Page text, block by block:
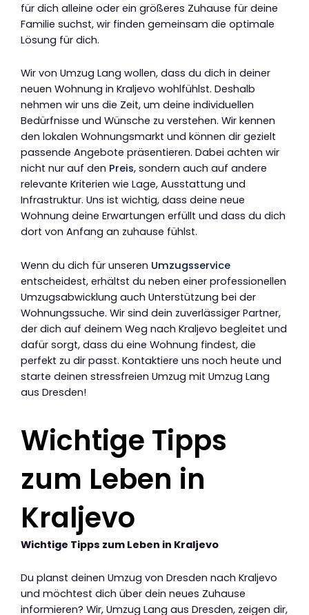
für dich alleine oder ein größeres Zuhause für deine
Familie suchst, wir finden gemeinsam die optimale
Lösung für dich.
Wir von Umzug Lang wollen, dass du dich in deiner
neuen Wohnung in Kraljevo wohlfühlst. Deshalb
nehmen wir uns die Zeit, um deine individuellen
Bedürfnisse und Wünsche zu verstehen. Wir kennen
den lokalen Wohnungsmarkt und können dir gezielt
passende Angebote präsentieren. Dabei achten wir
nicht nur auf den Preis, sondern auch auf andere
relevante Kriterien wie Lage, Ausstattung und
Infrastruktur. Uns ist wichtig, dass deine neue
Wohnung deine Erwartungen erfüllt und dass du dich
dort von Anfang an zuhause fühlst.
Wenn du dich für unseren Umzugsservice
entscheidest, erhältst du neben einer professionellen
Umzugsabwicklung auch Unterstützung bei der
Wohnungssuche. Wir sind dein zuverlässiger Partner,
der dich auf deinem Weg nach Kraljevo begleitet und
dafür sorgt, dass du eine Wohnung findest, die
perfekt zu dir passt. Kontaktiere uns noch heute und
starte deinen stressfreien Umzug mit Umzug Lang
aus Dresden!
Wichtige Tipps
zum Leben in
Kraljevo
Wichtige Tipps zum Leben in Kraljevo
Du planst deinen Umzug von Dresden nach Kraljevo
und möchtest dich über dein neues Zuhause
informieren? Wir, Umzug Lang aus Dresden, zeigen dir,